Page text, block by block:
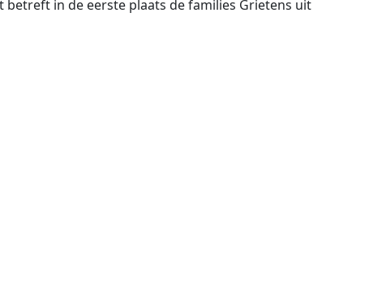
in de eerste plaats de families Grietens uit